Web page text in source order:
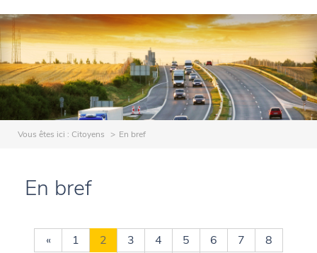
Vous êtes ici : Citoyens En bref
En bref
« 1 2 3 4 5 6 7
8